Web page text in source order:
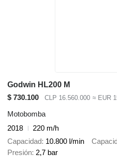
Godwin HL200 M
$ 730.100
CLP 16.560.000 ≈ EUR
Motobomba
2018
220 m/h
Capacidad 10.800 l/min
Presión 2,7 bar